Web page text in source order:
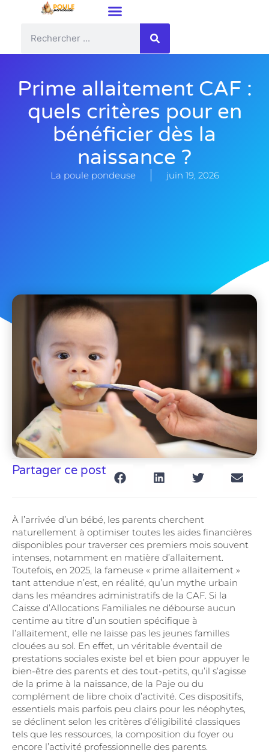
Prime allaitement CAF :
quels critères pour en
bénéficier dès la
naissance ?
La poule pondeuse juin 19, 2026
Partager ce post
À l’arrivée d’un bébé, les parents cherchent
naturellement à optimiser toutes les aides financières
disponibles pour traverser ces premiers mois souvent
intenses, notamment en matière d’allaitement.
Toutefois, en 2025, la fameuse « prime allaitement »
tant attendue n’est, en réalité, qu’un mythe urbain
dans les méandres administratifs de la CAF. Si la
Caisse d’Allocations Familiales ne débourse aucun
centime au titre d’un soutien spécifique à
l’allaitement, elle ne laisse pas les jeunes familles
clouées au sol. En effet, un véritable éventail de
prestations sociales existe bel et bien pour appuyer le
bien-être des parents et des tout-petits, qu’il s’agisse
de la prime à la naissance, de la Paje ou du
complément de libre choix d’activité. Ces dispositifs,
essentiels mais parfois peu clairs pour les néophytes,
se déclinent selon les critères d’éligibilité classiques
tels que les ressources, la composition du foyer ou
encore l’activité professionnelle des parents.